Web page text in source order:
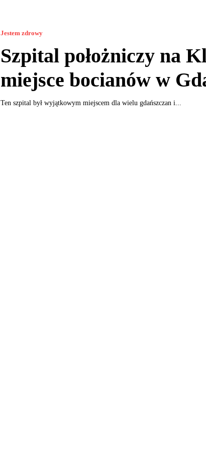
Jestem zdrowy
Szpital położniczy na
miejsce bocianów w
Ten szpital był wyjątkowym miejscem dla wielu gdańszczan i...